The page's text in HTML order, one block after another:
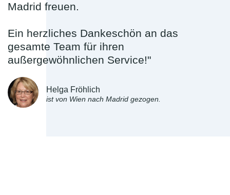
Madrid freuen.
Ein herzliches Dankeschön an das
gesamte Team für ihren
außergewöhnlichen Service!"
Helga Fröhlich
ist von Wien nach Madrid gezogen.